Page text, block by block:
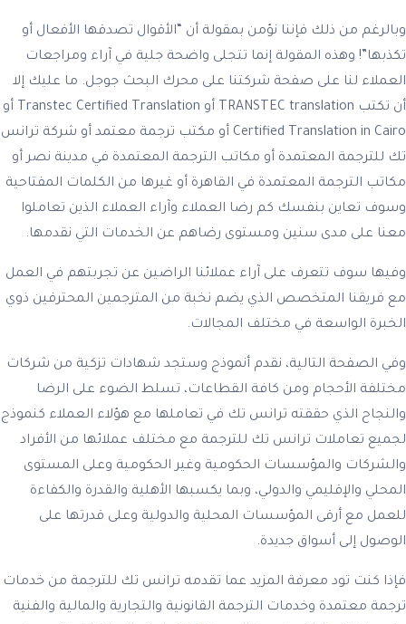
وبالرغم من ذلك فإننا نؤمن بمقولة أن “الأقوال تصدقها الأفعال أو
تكذبها”! وهذه المقولة إنما تتجلى واضحة جلية في آراء ومراجعات
العملاء لنا على صفحة شركتنا على محرك البحث جوجل. ما عليك إلا
أن تكتب TRANSTEC translation أو Transtec Certified Translation أو
Certified Translation in Cairo أو مكتب ترجمة معتمد أو شركة ترانس
تك للترجمة المعتمدة أو مكاتب الترجمة المعتمدة في مدينة نصر أو
مكاتب الترجمة المعتمدة في القاهرة أو غيرها من الكلمات المفتاحية
وسوف تعاين بنفسك كم رضا العملاء وآراء العملاء الذين تعاملوا
معنا على مدى سنين ومستوى رضاهم عن الخدمات التي نقدمها.
وفيها سوف تتعرف على آراء عملائنا الراضين عن تجربتهم في العمل
مع فريقنا المتخصص الذي يضم نخبة من المترجمين المحترفين ذوي
الخبرة الواسعة في مختلف المجالات.
وفي الصفحة التالية، نقدم أنموذج وستجد شهادات تزكية من شركات
مختلفة الأحجام ومن كافة القطاعات، تسلط الضوء على الرضا
والنجاح الذي حققته ترانس تك في تعاملها مع هؤلاء العملاء كنموذج
لجميع تعاملات ترانس تك للترجمة مع مختلف عملائها من الأفراد
والشركات والمؤسسات الحكومية وغير الحكومية وعلى المستوى
المحلي والإقليمي والدولي، وبما يكسبها الأهلية والقدرة والكفاءة
للعمل مع أرقى المؤسسات المحلية والدولية وعلى قدرتها على
الوصول إلى أسواق جديدة.
فإذا كنت تود معرفة المزيد عما تقدمه ترانس تك للترجمة من خدمات
ترجمة معتمدة وخدمات الترجمة القانونية والتجارية والمالية والفنية